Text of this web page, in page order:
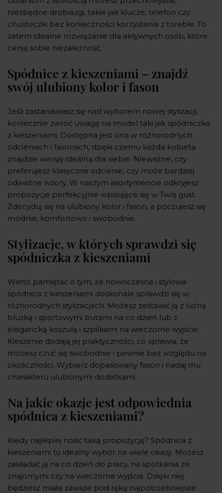
niezbędne drobiazgi, takie jak klucze, telefon czy
chusteczki bez konieczności korzystania z torebki. To
zatem idealne rozwiązanie dla aktywnych osób, które
cenią sobie niezależność.
Spódnice z kieszeniami – znajdź
swój ulubiony kolor i fason
Jeśli zastanawiasz się nad wyborem nowej stylizacji,
koniecznie zwróć uwagę na model taki jak spódniczka
z kieszeniami. Dostępna jest ona w różnorodnych
odcieniach i fasonach, dzięki czemu każda kobieta
znajdzie wersję idealną dla siebie. Nieważne, czy
preferujesz klasyczne odcienie, czy może bardziej
odważne wzory. W naszym asortymencie odkryjesz
propozycje perfekcyjnie wpisujące się w Twój gust.
Zdecyduj się na ulubiony kolor i fason, a poczujesz się
modnie, komfortowo i swobodnie.
Stylizacje, w których sprawdzi się
spódniczka z kieszeniami
Warto pamiętać o tym, że nowoczesna i stylowa
spódnica z kieszeniami doskonale sprawdzi się w
różnorodnych stylizacjach. Możesz zestawić ją z luźną
bluzką i sportowymi butami na co dzień lub z
elegancką koszulą i szpilkami na wieczorne wyjście.
Kieszenie dodają jej praktyczności, co sprawia, że
możesz czuć się swobodnie i pewnie bez względu na
okoliczności. Wybierz dopasowany fason i nadaj mu
charakteru ulubionymi dodatkami.
Na jakie okazje jest odpowiednia
spódnica z kieszeniami?
Kiedy najlepiej nosić taką propozycję? Spódnica z
kieszeniami to idealny wybór na wiele okazji. Możesz
zakładać ją na co dzień do pracy, na spotkania ze
znajomymi czy na wieczorne wyjścia. Dzięki niej
będziesz miała zawsze pod ręką najpotrzebniejsze